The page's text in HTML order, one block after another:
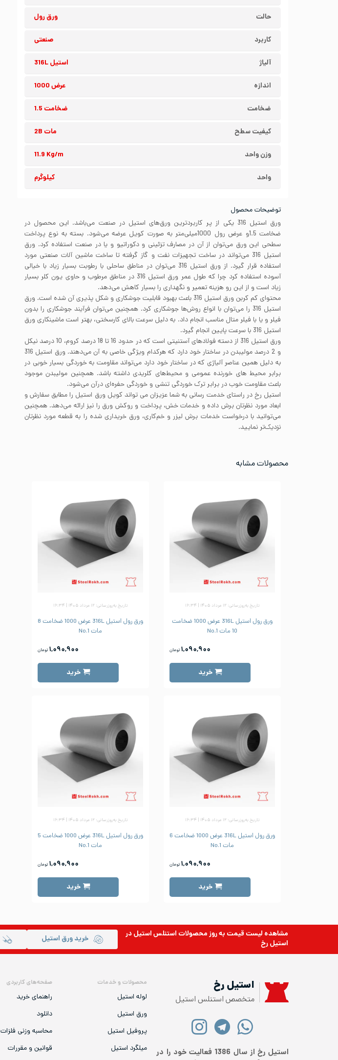
حالت ورق رول
کاربرد صنعتی
آلیاژ استیل 316L
اندازه عرض 1000
ضخامت ضخامت 1.5
کیفیت سطح مات 2B
وزن واحد 11.9 Kg/m
واحد کیلوگرم
توضیحات محصول
ورق استیل 316 یکی از پر کاربردترین ورق‌های استیل در صنعت می‌باشد. این محصول در
ضخامت 1.5و عرض رول 1000میلی‌متر به صورت کویل عرضه می‌شود. بسته به نوع پرداخت
سطحی این ورق می‌توان از آن در مصارف تزئینی و دکوراتیو و یا در صنعت استفاده کرد. ورق
استیل 316 می‌تواند در ساخت تجهیزات نفت و گاز گرفته تا ساخت ماشین آلات صنعتی مورد
استفاده قرار گیرد. از ورق استیل 316 می‌توان در مناطق ساحلی با رطوبت بسیار زیاد با خیالی
آسوده استفاده کرد چرا که طول عمر ورق استیل 316 در مناطق مرطوب و حاوی یون کلر بسیار
زیاد است و از این رو هزینه تعمیر و نگهداری را بسیار کاهش می‌دهد.
محتوای کم کربن ورق استیل 316 باعث بهبود قابلیت جوشکاری و شکل پذیری آن شده است. ورق
استیل 316 را می‌توان با انواع روش‌ها جوشکاری کرد. همچنین می‌توان فرآیند جوشکاری را بدون
فیلر و یا با فیلر متال مناسب انجام داد. به دلیل سرعت بالای کارسختی، بهتر است ماشینکاری ورق
استیل 316 با سرعت پایین انجام گیرد.
ورق استیل 316 از دسته فولادهای آستنیتی است که در حدود 16 تا 18 درصد کروم، 10 درصد نیکل
و 2 درصد مولیبدن در ساختار خود دارد که هرکدام ویژگی خاصی به آن می‌دهند. ورق استیل 316
به دلیل همین عناصر آلیاژی که در ساختار خود دارد می‌تواند مقاومت به خوردگی بسیار خوبی در
برابر محیط های خورنده عمومی و محیط‌های کلریدی داشته باشد. همچنین مولیبدن موجود
باعث مقاومت خوب در برابر ترک خوردگی تنشی و خوردگی حفره‌ای درآن می‌‌شود.
استیل رخ در راستای خدمت رسانی به شما عزیزان می تواند کویل ورق استیل را مطابق سفارش و
ابعاد مورد نظرتان برش داده و خدمات خش، پرداخت و روکش ورق را نیز ارائه می‌دهد. همچنین
می‌توانید با درخواست خدمات برش لیزر و خم‌کاری، ورق خریداری شده را به قطعه مورد نظرتان
نزدیک‌تر نمایید.
محصولات مشابه
تاریخ به‌روزرسانی: ۱۲ مرداد ۱۴۰۵ | ۱۶:۳۴
ورق رول استیل 316L عرض 1000 ضخامت
10 مات No.1
۱,۰۹۰,۹۰۰ تومان
خرید
تاریخ به‌روزرسانی: ۱۲ مرداد ۱۴۰۵ | ۱۶:۳۴
ورق رول استیل 316L عرض 1000 ضخامت 8
مات No.1
۱,۰۹۰,۹۰۰ تومان
خرید
تاریخ به‌روزرسانی: ۱۲ مرداد ۱۴۰۵ | ۱۶:۳۴
ورق رول استیل 316L عرض 1000 ضخامت 6
مات No.1
۱,۰۹۰,۹۰۰ تومان
خرید
تاریخ به‌روزرسانی: ۱۲ مرداد ۱۴۰۵ | ۱۶:۳۴
ورق رول استیل 316L عرض 1000 ضخامت 5
مات No.1
۱,۰۹۰,۹۰۰ تومان
خرید
مشاهده لیست قیمت به روزمحصولات استنلس استیلدر
استیل رخ
خرید ورق استیل
استیل رخ
متخصص استنلس استیل
استیل رخ از سال 1386 فعالیت خود را در
محصولات و خدمات
لوله استیل
ورق استیل
پروفیل استیل
میلگرد استیل
صفحه‌های کاربردی
راهنمای خرید
دانلود
محاسبه وزنی فلزات
قوانین و مقررات